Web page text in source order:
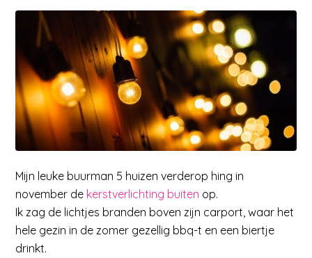
Mijn leuke buurman 5 huizen verderop hing in
november de kerstverlichting buiten op.
Ik zag de lichtjes branden boven zijn carport, waar het
hele gezin in de zomer gezellig bbq-t en een biertje
drinkt.